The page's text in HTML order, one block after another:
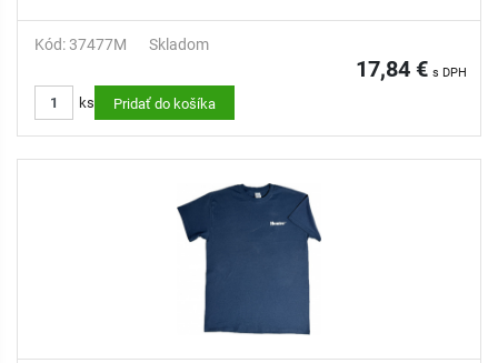
Kód: 37477M Skladom
17,84 € s DPH
ks Pridať do košíka